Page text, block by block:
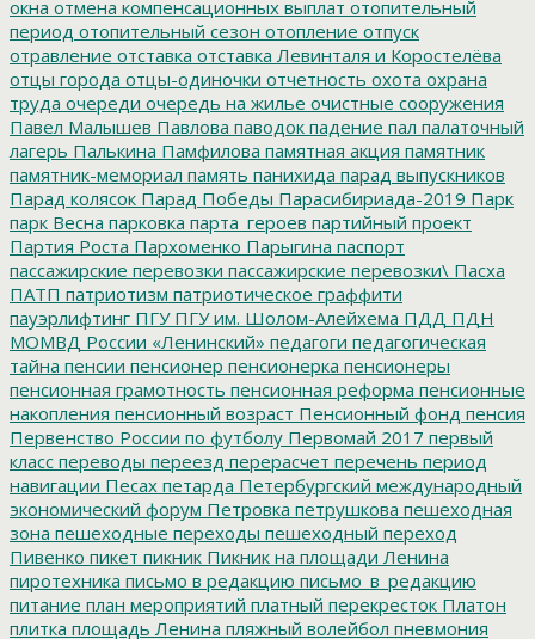
окна отмена компенсационных выплат отопительный
период отопительный сезон отопление отпуск
отравление отставка отставка Левинталя и Коростелёва
отцы города отцы-одиночки отчетность охота охрана
труда очереди очередь на жилье очистные сооружения
Павел Малышев Павлова паводок падение пал палаточный
лагерь Палькина Памфилова памятная акция памятник
памятник-мемориал память панихида парад выпускников
Парад колясок Парад Победы Парасибириада-2019 Парк
парк Весна парковка парта_героев партийный проект
Партия Роста Пархоменко Парыгина паспорт
пассажирские перевозки пассажирские перевозки\ Пасха
ПАТП патриотизм патриотическое граффити
пауэрлифтинг ПГУПГУ им. Шолом-Алейхема ПДД ПДН
МОМВД России «Ленинский» педагоги педагогическая
тайна пенсии пенсионер пенсионерка пенсионеры
пенсионная грамотность пенсионная реформа пенсионные
накопления пенсионный возраст Пенсионный фонд пенсия
Первенство России по футболу Первомай 2017 первый
класс переводы переезд перерасчет перечень период
навигации Песах петарда Петербургский международный
экономический форум Петровка петрушкова пешеходная
зона пешеходные переходы пешеходный переход
Пивенко пикет пикник Пикник на площади Ленина
пиротехника письмо в редакцию письмо_в_редакцию
питание план мероприятий платный перекресток Платон
плитка площадь Ленина пляжный волейбол пневмония